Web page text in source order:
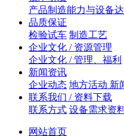
产品制造能力与设备
品质保证
检验试车 制造工艺
企业文化 / 资源管理
企业文化 / 管理、福利
新闻资讯
企业动态 地方活动 新
联系我们 / 资料下载
联系方式 设备需求资
网站首页